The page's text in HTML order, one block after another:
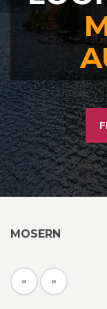
MOSERN
« »